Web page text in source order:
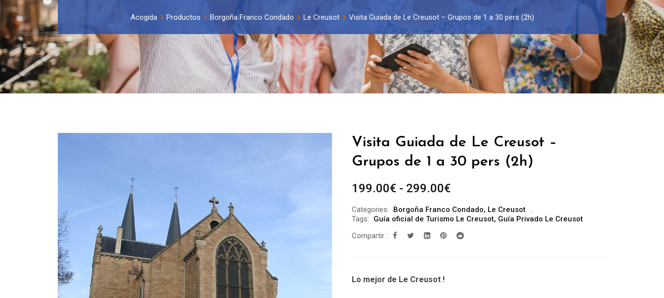
Acogida Productos Borgoña Franco Condado Le Creusot Visita Guiada de Le Creusot – Grupos de 1 a 30 pers (2h)
Visita Guiada de Le Creusot –
Grupos de 1 a 30 pers (2h)
199.00€ - 299.00€Rango
precios:
desde
199.00€
Categories: Borgoña Franco Condado, Le Creusot
Tags:
Guía oficial de Turismo Le Creusot, Guía Privado Le Creusot
Compartir :
Lo mejor de Le Creusot !